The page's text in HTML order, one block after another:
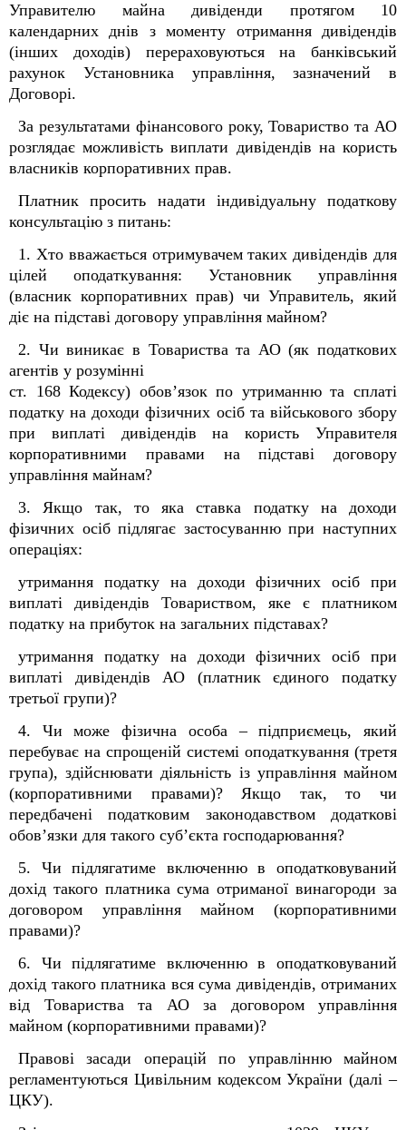
Управителю майна дивіденди протягом 10
календарних днів з моменту отримання дивідендів
(інших доходів) перераховуються на банківський
рахунок Установника управління, зазначений в
Договорі.
За результатами фінансового року, Товариство та АО
розглядає можливість виплати дивідендів на користь
власників корпоративних прав.
Платник просить надати індивідуальну податкову
консультацію з питань:
1. Хто вважається отримувачем таких дивідендів для
цілей оподаткування: Установник управління
(власник корпоративних прав) чи Управитель, який
діє на підставі договору управління майном?
2. Чи виникає в Товариства та АО (як податкових
агентів у розумінні
ст. 168 Кодексу) обов’язок по утриманню та сплаті
податку на доходи фізичних осіб та військового збору
при виплаті дивідендів на користь Управителя
корпоративними правами на підставі договору
управління майнам?
3. Якщо так, то яка ставка податку на доходи
фізичних осіб підлягає застосуванню при наступних
операціях:
утримання податку на доходи фізичних осіб при
виплаті дивідендів Товариством, яке є платником
податку на прибуток на загальних підставах?
утримання податку на доходи фізичних осіб при
виплаті дивідендів АО (платник єдиного податку
третьої групи)?
4. Чи може фізична особа – підприємець, який
перебуває на спрощеній системі оподаткування (третя
група), здійснювати діяльність із управління майном
(корпоративними правами)? Якщо так, то чи
передбачені податковим законодавством додаткові
обов’язки для такого суб’єкта господарювання?
5. Чи підлягатиме включенню в оподатковуваний
дохід такого платника сума отриманої винагороди за
договором управління майном (корпоративними
правами)?
6. Чи підлягатиме включенню в оподатковуваний
дохід такого платника вся сума дивідендів, отриманих
від Товариства та АО за договором управління
майном (корпоративними правами)?
Правові засади операцій по управлінню майном
регламентуються Цивільним кодексом України (далі –
ЦКУ).